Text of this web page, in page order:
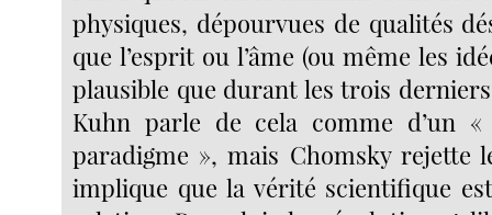
physiques, dépourvues de qualités
que l’esprit ou l’âme (ou même les
plausible que durant les trois
Kuhn parle de cela comme d’un «
paradigme », mais Chomsky rejette
implique que la vérité scientifique